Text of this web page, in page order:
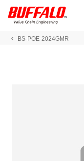
BS-POE-2024GMR